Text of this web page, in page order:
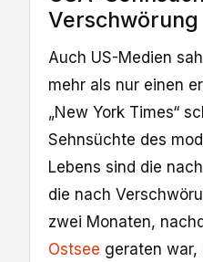
Verschwörung
Auch US-Medien
mehr als nur einen
„New York Times“
Sehnsüchte des
Lebens sind die
die nach
zwei Monaten,
Ostsee geraten